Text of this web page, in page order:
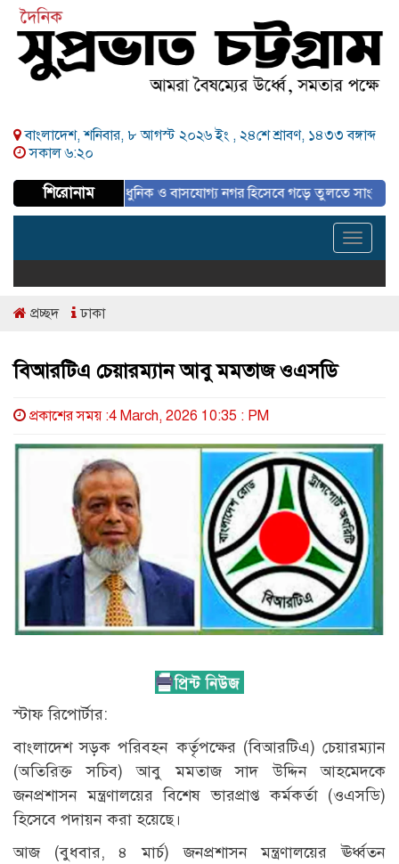
বাংলাদেশ, শনিবার, ৮ আগস্ট ২০২৬ ইং , ২৪শে শ্রাবণ, ১৪৩৩ বঙ্গাব্দ
সকাল ৬:২০
শিরোনাম
পরিকল্পিত, আধুনিক ও বাসযোগ্য নগর হিসেবে গড়ে তুলতে সাংবাদিকদের
Toggle
প্রচ্ছদ ঢাকা
বিআরটিএ চেয়ারম্যান আবু মমতাজ ওএসডি
প্রকাশের সময় :4 March, 2026 10:35 : PM
স্টাফ রিপোর্টার:
বাংলাদেশ সড়ক পরিবহন কর্তৃপক্ষের (বিআরটিএ) চেয়ারম্যান
(অতিরিক্ত সচিব) আবু মমতাজ সাদ উদ্দিন আহমেদকে
জনপ্রশাসন মন্ত্রণালয়ের বিশেষ ভারপ্রাপ্ত কর্মকর্তা (ওএসডি)
হিসেবে পদায়ন করা হয়েছে।
আজ (বুধবার, ৪ মার্চ) জনপ্রশাসন মন্ত্রণালয়ের ঊর্ধ্বতন